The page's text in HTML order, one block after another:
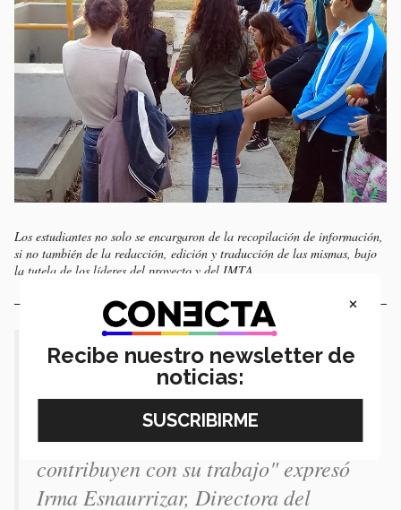
Los estudiantes no solo se encargaron de la recopilación de información,
si no también de la redacción, edición y traducción de las mismas, bajo
la tutela de los líderes del proyecto y del IMTA.
“La riqueza del proyecto se encuentra
cuando los alumnos generan una
mayor conciencia del impacto que
pueden generar y lo mucho que
contribuyen con su trabajo" expresó
Irma Esnaurrizar, Directora del
×
Recibe nuestro newsletter de
noticias: